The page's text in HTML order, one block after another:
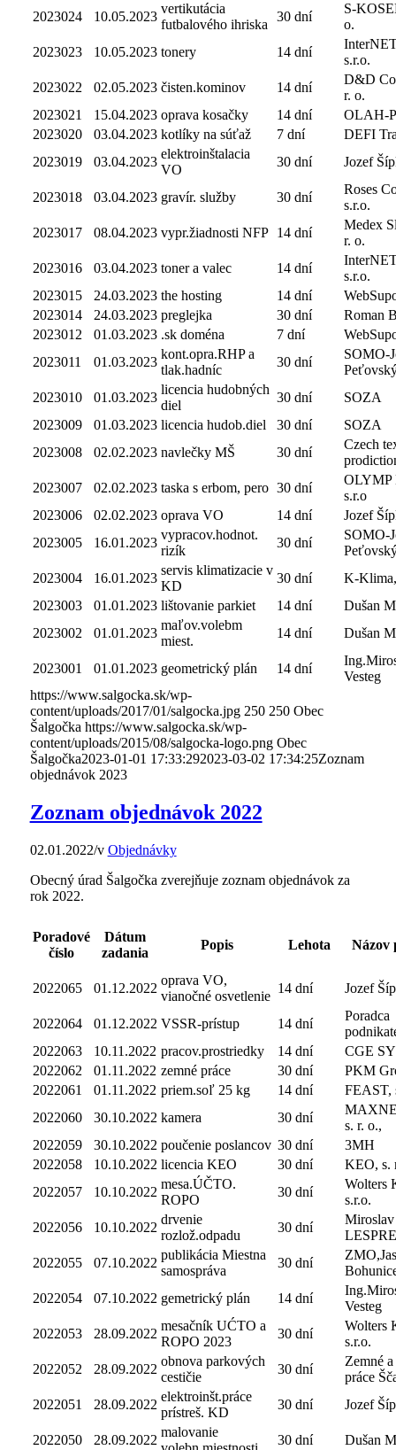
2023024
10.05.2023
vertikutácia
futbalového ihriska
30 dní
S-
o.
2023023
10.05.2023 tonery 14 dní
s.r.o.
2023022
02.05.2023 čisten.kominov 14 dní
D&D
r. o.
2023021
15.04.2023 oprava kosačky 14 dní
OLAH-
2023020
03.04.2023 kotlíky na súťaž 7 dní
DEFI
2023019
03.04.2023
elektroinštalacia
VO
30 dní Jozef
2023018 03.04.2023 gravír. služby 30 dní
Roses
s.r.o.
2023017
08.04.2023 vypr.žiadnosti NFP 14 dní
Medex
r. o.
2023016
03.04.2023 toner a valec 14 dní
s.r.o.
2023015
24.03.2023 the hosting 14 dní
2023014
24.03.2023 preglejka 30 dní
Roman
2023012
01.03.2023 .sk doména 7 dní
2023011
01.03.2023
kont.opra.RHP a
tlak.hadníc
30 dní
SOMO-
2023010
01.03.2023
licencia hudobných
diel
30 dní
SOZA
2023009
01.03.2023 licencia hudob.diel 30 dní
SOZA
2023008
02.02.2023 navlečky MŠ 30 dní
Czech
2023007
02.02.2023 taska s erbom, pero 30 dní
OLYMP
s.r.o
2023006
02.02.2023 oprava VO 14 dní
Jozef
2023005
16.01.2023
vypracov.hodnot.
rizík
30 dní
SOMO-
2023004
16.01.2023
servis klimatizacie v
KD
30 dní
K-
2023003
01.01.2023 lištovanie parkiet 14 dní
Dušan
2023002
01.01.2023
maľov.volebm
miest.
14 dní Dušan
2023001 01.01.2023 geometrický plán 14 dní
Vesteg
https://www.salgocka.sk/wp-
content/uploads/2017/01/salgocka.jpg 250 250 Obec
Šalgočka https://www.salgocka.sk/wp-
content/uploads/2015/08/salgocka-logo.png Obec
Šalgočka2023-01-01 17:33:292023-03-02 17:34:25Zoznam
objednávok 2023
Zoznam objednávok 2022
02.01.2022/v Objednávky
Obecný úrad Šalgočka zverejňuje zoznam objednávok za
rok 2022.
Poradové
číslo
Dátum
zadania
Popis Lehota Názov
2022065 01.12.2022
oprava VO,
vianočné osvetlenie
14 dní Jozef
2022064 01.12.2022 VSSR-prístup 14 dní
Poradca
2022063
10.11.2022 pracov.prostriedky 14 dní
CGE
2022062
01.11.2022 zemné práce 30 dní
PKM
2022061
01.11.2022 priem.soľ 25 kg 14 dní
FEAST,
2022060
30.10.2022 kamera 30 dní
s. r. o.,
2022059
30.10.2022 poučenie poslancov 30 dní
3MH
2022058
10.10.2022 licencia KEO 30 dní
KEO, s.
2022057
10.10.2022
mesa.ÚČTO.
ROPO
30 dní
Wolters
s.r.o.
2022056
10.10.2022
drvenie
rozlož.odpadu
30 dní
LESPRE
2022055
07.10.2022
publikácia Miestna
samospráva
30 dní
2022054
07.10.2022 gemetrický plán 14 dní
Vesteg
2022053
28.09.2022
mesačník UĆTO a
ROPO 2023
30 dní
Wolters
s.r.o.
2022052
28.09.2022
obnova parkových
cestičie
30 dní
Zemné
práce
2022051
28.09.2022
elektroinšt.práce
prístreš. KD
30 dní Jozef
2022050 28.09.2022
malovanie
30 dní Dušan